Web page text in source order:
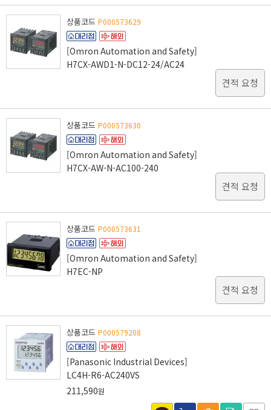
상품코드 P000573629
[Omron Automation and Safety]
H7CX-AWD1-N-DC12-24/AC24
견적 요청
상품코드 P000573630
[Omron Automation and Safety]
H7CX-AW-N-AC100-240
견적 요청
상품코드 P000573631
[Omron Automation and Safety]
H7EC-NP
견적 요청
상품코드 P000579208
[Panasonic Industrial Devices]
LC4H-R6-AC240VS
211,590원